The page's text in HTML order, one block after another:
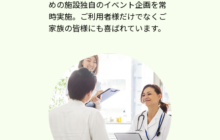
めの施設独自のイべント企画を常
時実施。ご利用者様だけでなくご
家族の皆様にも喜ばれています。